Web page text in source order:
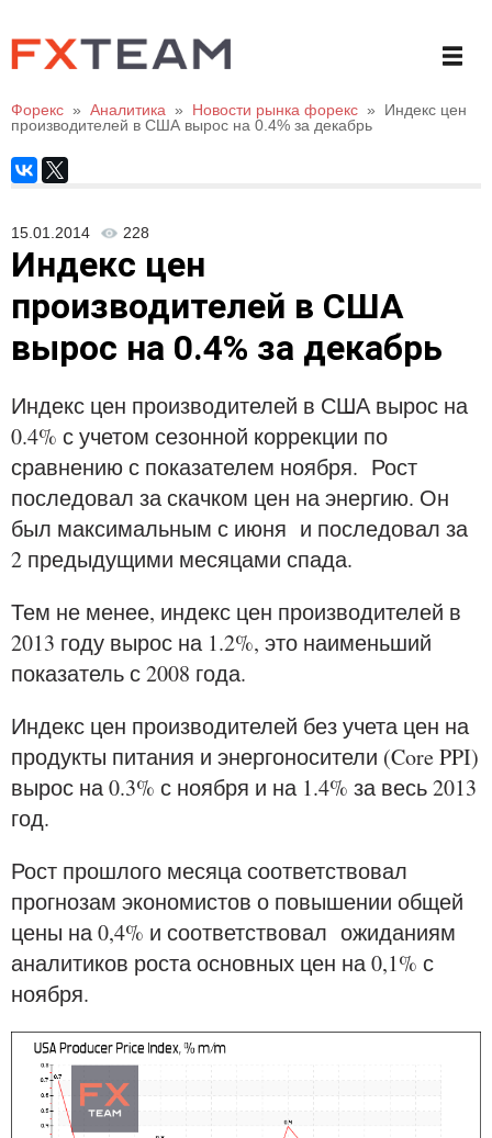
Форекс » Аналитика » Новости рынка форекс »
Индекс цен
производителей в США вырос на 0.4% за декабрь
15.01.2014 228
Индекс цен
производителей в США
вырос на 0.4% за декабрь
Индекс цен производителей в США вырос на
0.4% с учетом сезонной коррекции по
сравнению с показателем ноября. Рост
последовал за скачком цен на энергию. Он
был максимальным с июня и последовал за
2 предыдущими месяцами спада.
Тем не менее, индекс цен производителей в
2013 году вырос на 1.2%, это наименьший
показатель с 2008 года.
Индекс цен производителей без учета цен на
продукты питания и энергоносители (Core PPI)
вырос на 0.3% с ноября и на 1.4% за весь 2013
год.
Рост прошлого месяца соответствовал
прогнозам экономистов о повышении общей
цены на 0,4% и соответствовал ожиданиям
аналитиков роста основных цен на 0,1% с
ноября.